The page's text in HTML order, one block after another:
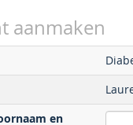
aanmaken
en